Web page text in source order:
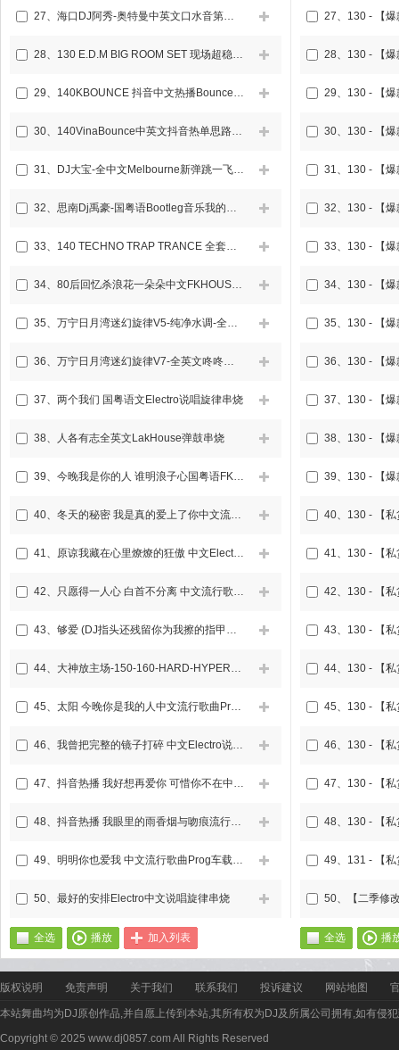
27、 海口DJ阿秀-奥特曼中英文口水音第二期
28、 130 E.D.M BIG ROOM SET 现场超稳定输出实战思路DJ串烧
29、 140KBOUNCE 抖音中文热播Bounce最强能量槽独家歌路DJ串烧
30、 140VinaBounce中英文抖音热单思路思路DJ串烧
31、 DJ大宝-全中文Melbourne新弹跳一飞冲天重低音上劲风暴MUSIC慢摇大碟
32、 思南Dj禹豪-国粤语Bootleg音乐我的头发是真发超长弹跳专辑
33、 140 TECHNO TRAP TRANCE 全套私改MASHUP国潮DJ串烧
34、 80后回忆杀浪花一朵朵中文FKHOUSE咚鼓车载DJ串烧
35、 万宁日月湾迷幻旋律V5-纯净水调-全英文FK咚鼓车载DJ串烧
36、 万宁日月湾迷幻旋律V7-全英文咚咚咚FK咚鼓车载DJ串烧
37、 两个我们 国粤语文Electro说唱旋律串烧
38、 人各有志全英文LakHouse弹鼓串烧
39、 今晚我是你的人 谁明浪子心国粤语FKHOUSE咚鼓车载DJ串烧
40、 冬天的秘密 我是真的爱上了你中文流行FKHOUSE空灵鼓车载DJ串烧
41、 原谅我藏在心里燎燎的狂傲 中文Electro说唱旋律串烧
42、 只愿得一人心 白首不分离 中文流行歌曲Prog车载DJ串烧
43、 够爱 (DJ指头还残留你为我擦的指甲油) 流行歌曲FKHouse咚鼓车载DJ串烧
44、 大神放主场-150-160-HARD-HYPER-TECHNO-TRAP全私改MASHUP-DJ串烧
45、 太阳 今晚你是我的人中文流行歌曲Prog车载DJ串烧
46、 我曾把完整的镜子打碎 中文Electro说唱旋律串烧
47、 抖音热播 我好想再爱你 可惜你不在中文Prog车载DJ串烧
48、 抖音热播 我眼里的雨香烟与吻痕流行歌曲Prog车载DJ串烧
49、 明明你也爱我 中文流行歌曲Prog车载DJ串烧
50、 最好的安排Electro中文说唱旋律串烧
全选 播放 加入列表
27、
28、
29、
30、
31、
32、
33、
34、
35、
36、
37、
38、
39、
40、
41、
42、
43、
44、
45、
46、
47、
48、
49、
50、
全选 播
版权说明 免责声明 关于我们 联系我们 投诉建议 网站地图
本站舞曲均为DJ原创作品,并自愿上传到本站,其所有权为DJ及所属公司拥有,如有侵
Copyright © 2025 www.dj0857.com All Rights Reserved